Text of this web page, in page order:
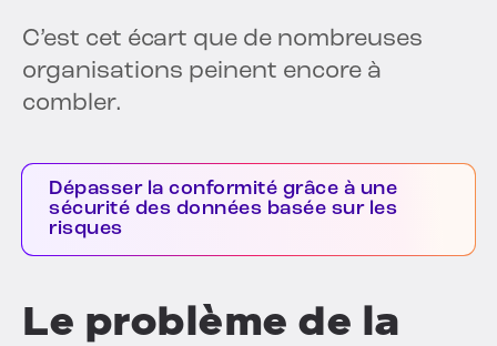
C’est cet écart que de nombreuses
organisations peinent encore à
combler.
Dépasser la conformité grâce à une
sécurité des données basée sur les
risques
Le problème de la